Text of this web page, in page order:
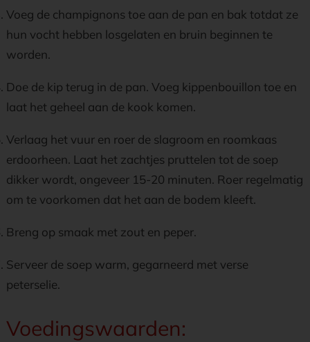
Voeg de champignons toe aan de pan en bak totdat ze
hun vocht hebben losgelaten en bruin beginnen te
worden.
Doe de kip terug in de pan. Voeg kippenbouillon toe en
laat het geheel aan de kook komen.
Verlaag het vuur en roer de slagroom en roomkaas
erdoorheen. Laat het zachtjes pruttelen tot de soep
dikker wordt, ongeveer 15-20 minuten. Roer regelmatig
om te voorkomen dat het aan de bodem kleeft.
Breng op smaak met zout en peper.
Serveer de soep warm, gegarneerd met verse
peterselie.
Voedingswaarden: